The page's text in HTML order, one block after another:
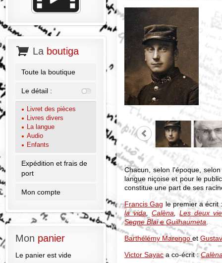
Chacun, selon l'époque,
langue niçoise et pour le
constitue une part de ses
Francis Gag le premier a écrit
la vida ,Calèna ,Les deux
Segne Blai e Guilhaumeta
Barthélémy Marengo et
Victor Sayac a co-écrit :
La boutiga
Toute la boutique
Le détail :
Livret des pièces
Livres divers
La langue
Audio
Enfants
Expédition et frais de
port
Mon compte
Mon panier
Le panier est vide